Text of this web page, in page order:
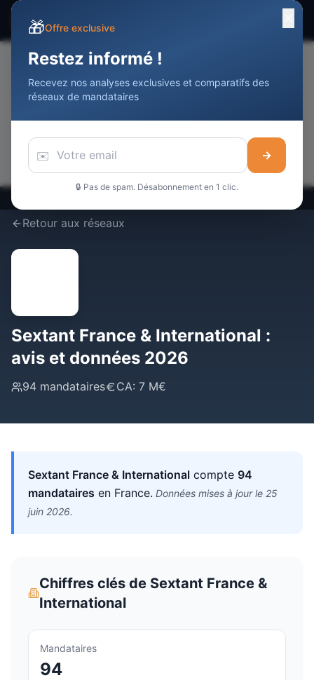
Devenir Agent
📢
Retour aux réseaux
Sextant France & International :
avis et données 2026
94 mandataires CA: 7 M€
Sextant France & International compte 94
mandataires en France. Données mises à jour le 25
juin 2026.
Chiffres clés de Sextant France &
International
Mandataires
94
🎁Offre exclusive
Restez informé !
Recevez nos analyses exclusives et comparatifs des
réseaux de mandataires
✉️ →
🔒 Pas de spam. Désabonnement en 1 clic.